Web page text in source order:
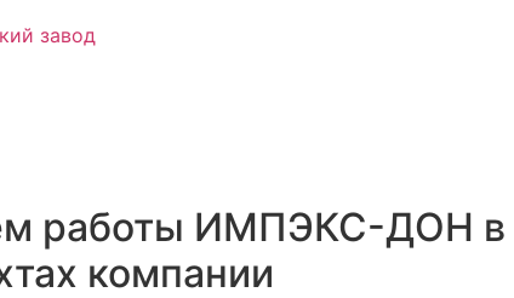
завод
работы ИМПЭКС-ДОН в
компании